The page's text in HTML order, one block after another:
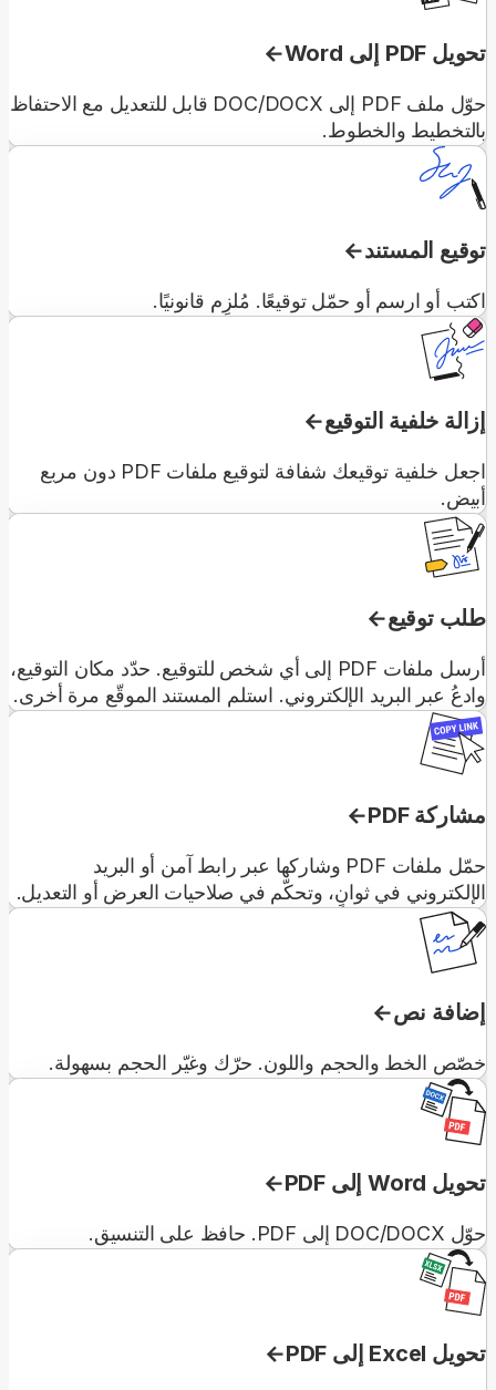
تحويل PDF إلى Word
حوّل ملف PDF إلى DOC/DOCX قابل للتعديل مع الاحتفاظ
بالتخطيط والخطوط.
توقيع المستند
اكتب أو ارسم أو حمّل توقيعًا. مُلزِم قانونيًا.
إزالة خلفية التوقيع
اجعل خلفية توقيعك شفافة لتوقيع ملفات PDF دون مربع
أبيض.
طلب توقيع
أرسل ملفات PDF إلى أي شخص للتوقيع. حدّد مكان التوقيع،
وادعُ عبر البريد الإلكتروني. استلم المستند الموقّع مرة أخرى.
مشاركة PDF
حمّل ملفات PDF وشاركها عبر رابط آمن أو البريد
الإلكتروني في ثوانٍ، وتحكّم في صلاحيات العرض أو التعديل.
إضافة نص
خصّص الخط والحجم واللون. حرّك وغيّر الحجم بسهولة.
تحويل Word إلى PDF
حوّل DOC/DOCX إلى PDF. حافظ على التنسيق.
تحويل Excel إلى PDF